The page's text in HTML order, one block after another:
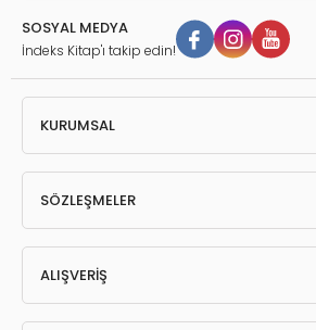
SOSYAL MEDYA
İndeks Kitap'ı takip edin!
KURUMSAL
SÖZLEŞMELER
ALIŞVERİŞ